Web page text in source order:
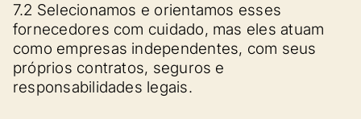
7.2 Selecionamos e orientamos esses
fornecedores com cuidado, mas eles atuam
como empresas independentes, com seus
próprios contratos, seguros e
responsabilidades legais.